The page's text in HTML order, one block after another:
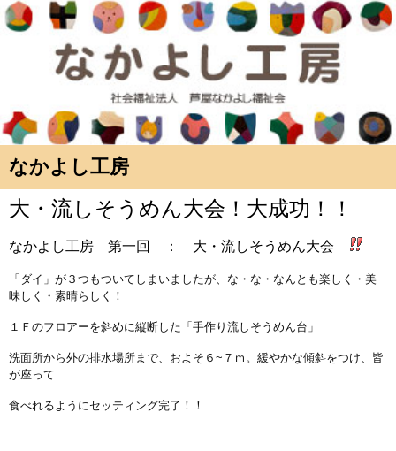
なかよし工房
大・流しそうめん大会！大成功！！
なかよし工房 第一回 ： 大・流しそうめん大会
「ダイ」が３つもついてしまいましたが、な・な・なんとも楽しく・美
味しく・素晴らしく！
１Ｆのフロアーを斜めに縦断した「手作り流しそうめん台」
洗面所から外の排水場所まで、およそ６~７ｍ。緩やかな傾斜をつけ、皆
が座って
食べれるようにセッティング完了！！